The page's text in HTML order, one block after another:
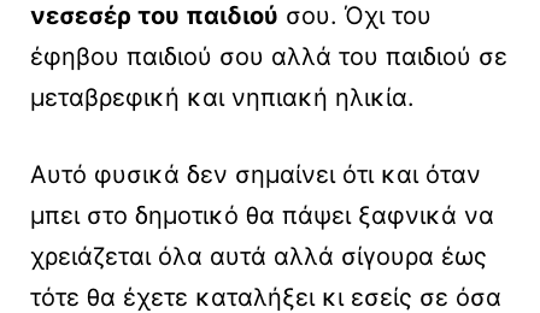
νεσεσέρ του παιδιού σου. Όχι του
έφηβου παιδιού σου αλλά του παιδιού σε
μεταβρεφική και νηπιακή ηλικία.
Αυτό φυσικά δεν σημαίνει ότι και όταν
μπει στο δημοτικό θα πάψει ξαφνικά να
χρειάζεται όλα αυτά αλλά σίγουρα έως
τότε θα έχετε καταλήξει κι εσείς σε όσα